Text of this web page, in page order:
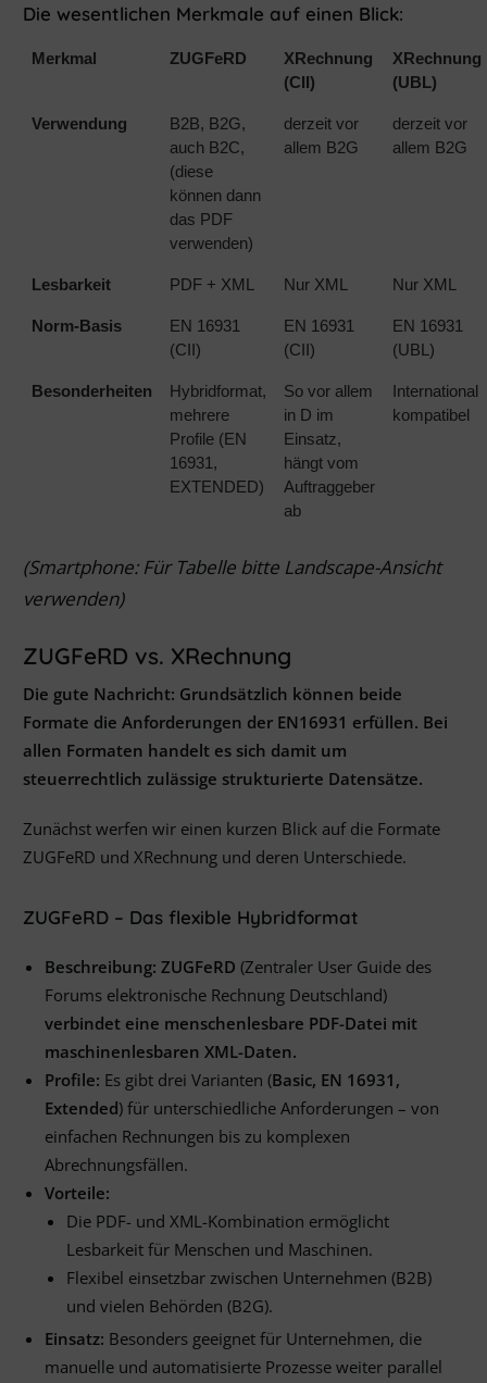
Die wesentlichen Merkmale auf einen Blick:
Merkmal ZUGFeRD
XRechnung
(CII)
XRechnung
(UBL)
Verwendung
B2B, B2G,
auch B2C,
(diese
können dann
das PDF
verwenden)
derzeit vor
allem B2G
derzeit vor
allem B2G
Lesbarkeit PDF + XML Nur XML Nur XML
Norm-Basis
EN 16931
(CII)
EN 16931
(CII)
EN 16931
(UBL)
Besonderheiten
Hybridformat,
mehrere
Profile (EN
16931,
EXTENDED)
So vor allem
in D im
Einsatz,
hängt vom
Auftraggeber
ab
International
kompatibel
(Smartphone: Für Tabelle bitte Landscape-Ansicht
verwenden)
ZUGFeRD vs. XRechnung
Die gute Nachricht: Grundsätzlich können beide
Formate die Anforderungen der EN16931 erfüllen. Bei
allen Formaten handelt es sich damit um
steuerrechtlich zulässige strukturierte Datensätze.
Zunächst werfen wir einen kurzen Blick auf die Formate
ZUGFeRD und XRechnung und deren Unterschiede.
ZUGFeRD – Das flexible Hybridformat
Beschreibung: ZUGFeRD (Zentraler User Guide des
Forums elektronische Rechnung Deutschland)
verbindet eine menschenlesbare PDF-Datei mit
maschinenlesbaren XML-Daten.
Profile: Es gibt drei Varianten (Basic, EN 16931,
Extended) für unterschiedliche Anforderungen – von
einfachen Rechnungen bis zu komplexen
Abrechnungsfällen.
Vorteile:
Die PDF- und XML-Kombination ermöglicht
Lesbarkeit für Menschen und Maschinen.
Flexibel einsetzbar zwischen Unternehmen (B2B)
und vielen Behörden (B2G).
Einsatz: Besonders geeignet für Unternehmen, die
manuelle und automatisierte Prozesse weiter parallel